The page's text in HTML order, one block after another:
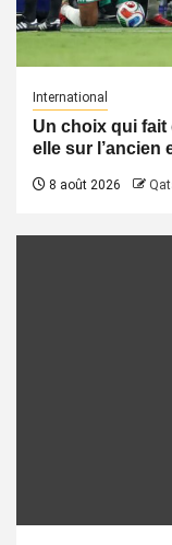
International
Un choix qui fait
elle sur l’ancien
8 août 2026